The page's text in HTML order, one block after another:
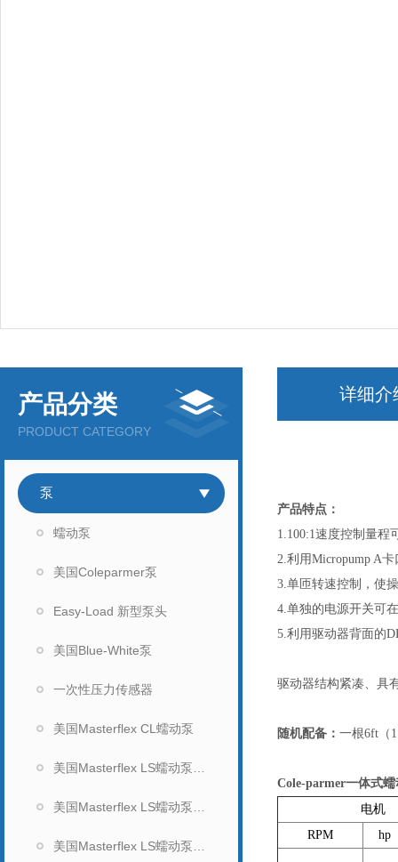
产品分类
PRODUCT CATEGORY
泵
蠕动泵
美国Coleparmer泵
Easy-Load 新型泵头
美国Blue-White泵
一次性压力传感器
美国Masterflex CL蠕动泵
详细介
产品特点：
1.100:1速度控制量程
2.利用Micropump A
3.单匝转速控制，使
4.单独的电源开关可
5.利用驱动器背面的
驱动器结构紧凑、具
随机配备： 一根6ft（
Cole-parmer一体式
电机
RPM
hp